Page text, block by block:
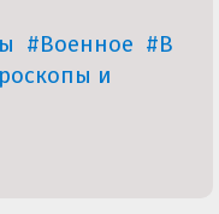
#Военное #В
и